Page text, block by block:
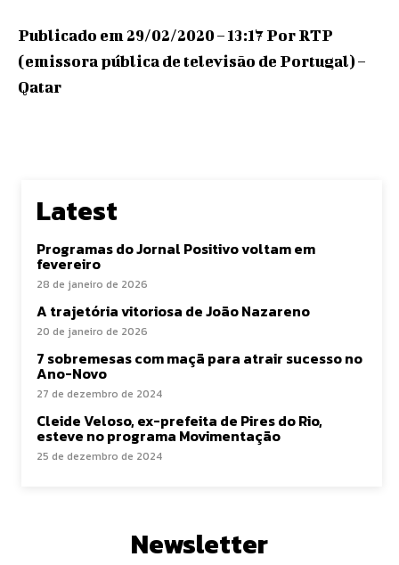
Publicado em 29/02/2020 – 13:17 Por RTP
(emissora pública de televisão de Portugal) –
Qatar
Latest
Programas do Jornal Positivo voltam em
fevereiro
28 de janeiro de 2026
A trajetória vitoriosa de João Nazareno
20 de janeiro de 2026
7 sobremesas com maçã para atrair sucesso no
Ano-Novo
27 de dezembro de 2024
Cleide Veloso, ex-prefeita de Pires do Rio,
esteve no programa Movimentação
25 de dezembro de 2024
Newsletter